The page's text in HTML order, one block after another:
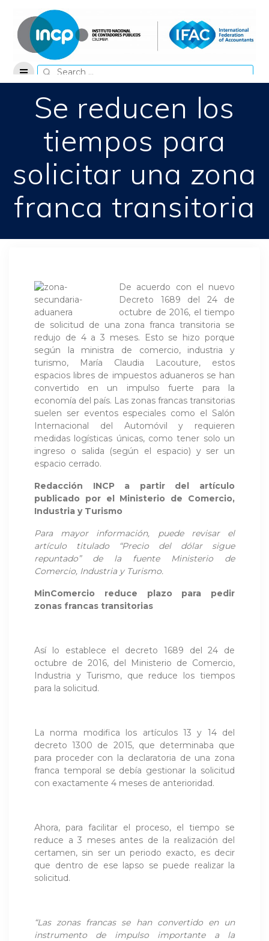
content
Search
for:
Se reducen los
tiempos para
solicitar una zona
franca transitoria
De acuerdo con el nuevo
Decreto 1689 del 24 de
octubre de 2016, el tiempo
de solicitud de una zona franca transitoria se
redujo de 4 a 3 meses. Esto se hizo porque
según la ministra de comercio, industria y
turismo, María Claudia Lacouture, estos
espacios libres de impuestos aduaneros se han
convertido en un impulso fuerte para la
economía del país. Las zonas francas transitorias
suelen ser eventos especiales como el Salón
Internacional del Automóvil y requieren
medidas logísticas únicas, como tener solo un
ingreso o salida (según el espacio) y ser un
espacio cerrado.
Redacción INCP a partir del artículo
publicado por el Ministerio de Comercio,
Industria y Turismo
Para mayor información, puede revisar el
artículo titulado “Precio del dólar sigue
repuntado” de la fuente Ministerio de
Comercio, Industria y Turismo.
MinComercio reduce plazo para pedir
zonas francas transitorias
Así lo establece el decreto 1689 del 24 de
octubre de 2016, del Ministerio de Comercio,
Industria y Turismo, que reduce los tiempos
para la solicitud.
La norma modifica los artículos 13 y 14 del
decreto 1300 de 2015, que determinaba que
para proceder con la declaratoria de una zona
franca temporal se debía gestionar la solicitud
con exactamente 4 meses de anterioridad.
Ahora, para facilitar el proceso, el tiempo se
reduce a 3 meses antes de la realización del
certamen, sin ser un periodo exacto, es decir
que dentro de ese lapso se puede realizar la
solicitud.
“Las zonas francas se han convertido en un
instrumento de impulso importante a la